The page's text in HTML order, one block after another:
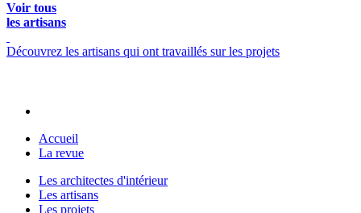
Voir tous
les artisans
Découvrez les artisans qui ont travaillés sur les projets
Accueil
La revue
Les architectes d'intérieur
Les artisans
Les projets